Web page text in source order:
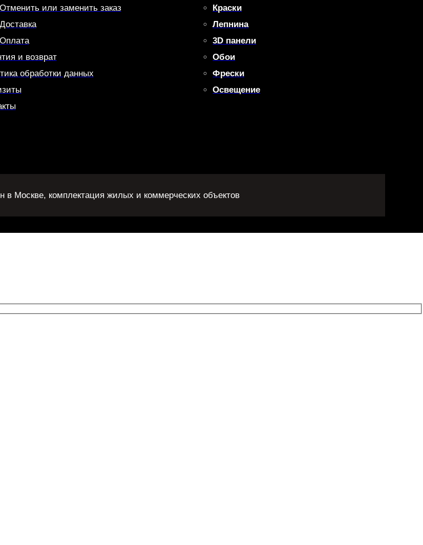
Отменить или заменить заказ
Доставка
Оплата
и возврат
обработки данных
Краски
Лепнина
3D панели
Обои
Фрески
Освещение
в Москве, комплектация жилых и коммерческих объектов